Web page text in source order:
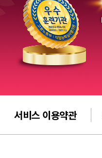
서비스 이용약관